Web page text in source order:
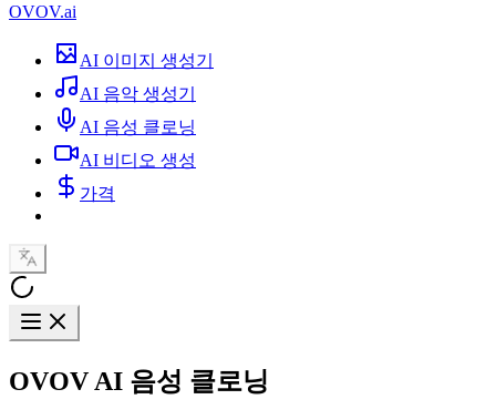
OVOV.ai
AI 이미지 생성기
AI 음악 생성기
AI 음성 클로닝
AI 비디오 생성
가격
OVOV AI 음성 클로닝